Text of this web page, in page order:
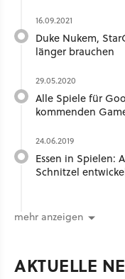
16.09.2021
Duke Nukem,
länger brauchen
29.05.2020
Alle Spiele für
kommenden
24.06.2019
Essen in Spielen:
Schnitzel
mehr anzeigen
AKTUELLE